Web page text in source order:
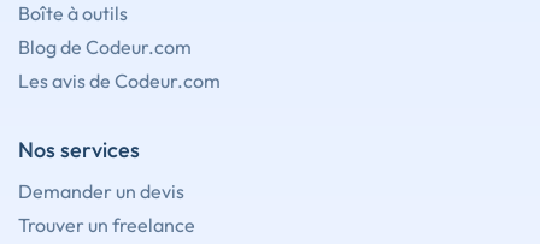
Boîte à outils
Blog de Codeur.com
Les avis de Codeur.com
Nos services
Demander un devis
Trouver un freelance